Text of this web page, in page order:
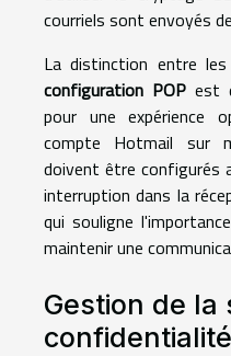
courriels sont envoyés
La distinction entre les
configuration POP est
pour une expérience
compte Hotmail sur
doivent être configurés
interruption dans la
qui souligne
maintenir une
Gestion de la
confidentialité